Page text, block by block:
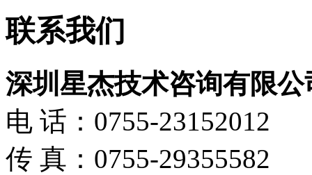
联系我们
深圳星杰技术咨询有限公
电 话：0755-23152012
传 真：0755-29355582